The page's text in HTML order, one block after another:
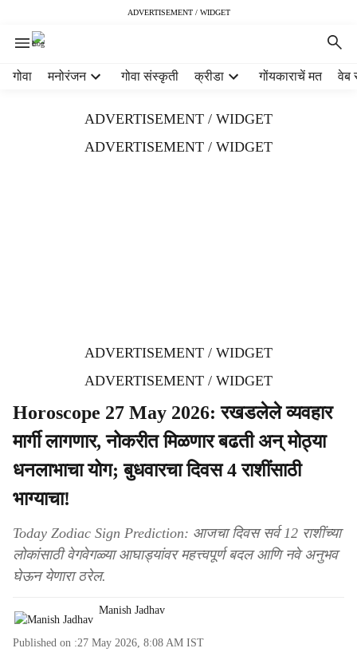
ADVERTISEMENT / WIDGET
गोवा मनोरंजन गोवा संस्कृती क्रीडा गोंयकाराचें मत वेब
ADVERTISEMENT / WIDGET
ADVERTISEMENT / WIDGET
ADVERTISEMENT / WIDGET
ADVERTISEMENT / WIDGET
Horoscope 27 May 2026: रखडलेले व्यवहार
मार्गी लागणार, नोकरीत मिळणार बढती अन् मोठ्या
धनलाभाचा योग; बुधवारचा दिवस 4 राशींसाठी
भाग्याचा!
Today Zodiac Sign Prediction: आजचा दिवस सर्व 12 राशींच्या
लोकांसाठी वेगवेगळ्या आघाड्यांवर महत्त्वपूर्ण बदल आणि नवे अनुभव
घेऊन येणारा ठरेल.
Manish Jadhav
Published on :27 May 2026, 8:08 AM IST